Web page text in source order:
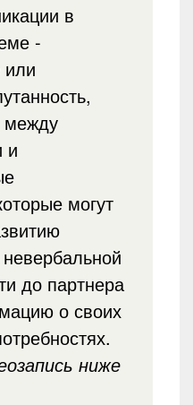
в
-
или
между
и
могут
до партнера
о своих
ниже